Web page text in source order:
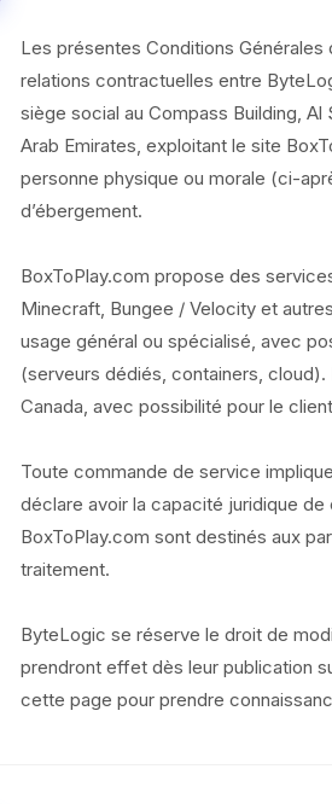
Les présentes Conditions
relations contractuelles entre
siège social au Compass Building, Al
Arab Emirates, exploitant le site
personne physique ou morale (ci-
d’ébergement.
BoxToPlay.com propose des
Minecraft, Bungee / Velocity et
usage général ou spécialisé, avec
(serveurs dédiés, containers,
Canada, avec possibilité pour le
Toute commande de service
déclare avoir la capacité juridique
BoxToPlay.com sont destinés aux
traitement.
ByteLogic se réserve le droit de
prendront effet dès leur publication
cette page pour prendre